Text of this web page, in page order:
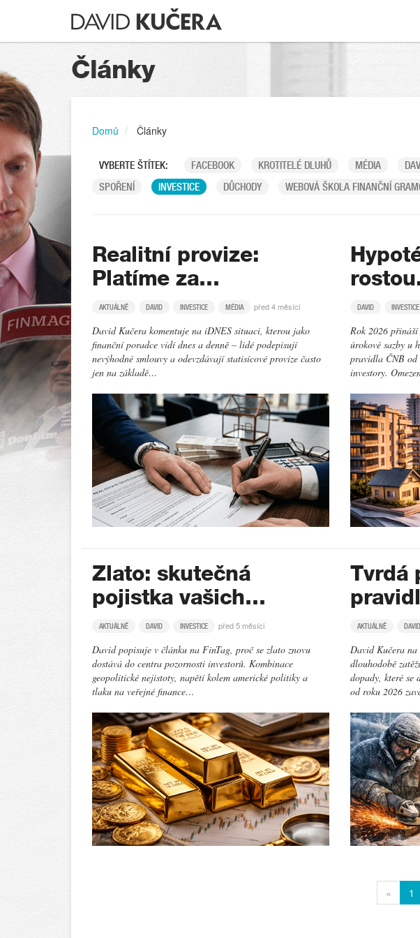
Články
Domů Články
VYBERTE ŠTÍTEK: FACEBOOK KROTITELÉ DLUHŮ MÉDIA
SPOŘENÍ
INVESTICE DŮCHODY WEBOVÁ ŠKOLA FINANČNÍ
Realitní provize:
Platíme za…
AKTUÁLNĚ DAVID INVESTICE MÉDIA před 4 měsíci
David Kučera komentuje na iDNES situaci, kterou jako
finanční poradce vidí dnes a denně – lidé podepisují
nevýhodné smlouvy a odevzdávají statisícové provize často
jen na základě…
DAVID INVESTICE
Rok 2026
úrokové sazby u
pravidla ČNB od
investory.
Zlato: skutečná
pojistka vašich…
AKTUÁLNĚ DAVID INVESTICE před 5 měsíci
David popisuje v článku na FinTag, proč se zlato znovu
dostává do centra pozornosti investorů. Kombinace
geopolitické nejistoty, napětí kolem americké politiky a
tlaku na veřejné finance…
Tvrdá
AKTUÁLNĚ DAVID
David Kučera na
dlouhodobě
dopady, které
od roku 2026
« 1